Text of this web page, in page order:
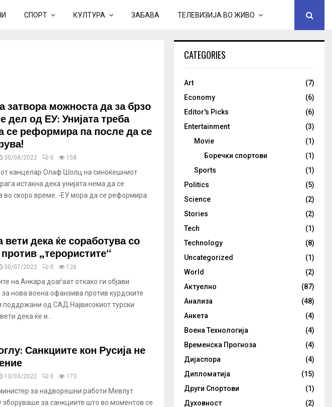
СПОРТ КУЛТУРА ЗАБАВА ТЕЛЕВИЗИЈА ВО ЖИВО
затвора можноста да за брзо
дел од ЕУ: Унијата треба
се реформира па после да се
30/08/2022 0 158
канцелар Олаф Шолц на синоќешниот
истакна дека унијата нема да се
во скоро време. -ЕУ мора да се реформира
вети дека ќе соработува со
„терористите“
30/07/2022 0 126
на Анкара доаѓаат откако ги објави
за нова воена офанзива против курдските
поддржани од САД Највисокиот турски
дека ќе и...
Санкциите кон Русија не
13/03/2022 0 173
за надворешни работи Мевлут
зборуваше за санкциите што во моментов се
CATEGORIES
Art
(7)
Economy
(6)
Editor's Picks
(6)
Entertainment
(3)
Movie
(1)
Боречки спортови
(1)
Sports
(1)
Politics
(5)
Science
(2)
Stories
(2)
Tech
(1)
Technology
(8)
Uncategorized
(1)
World
(2)
Актуелно
(87)
Анализа
(48)
Анкета
(4)
Воена Технологија
(4)
Временска Прогноза
(4)
Дијаспора
(4)
Дипломатија
(15)
Други Спортови
(1)
Духовност
(2)